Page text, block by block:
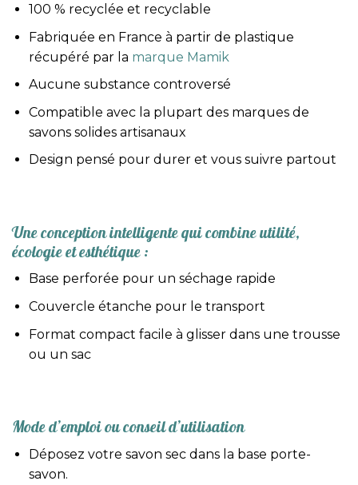
100 % recyclée et recyclable
Fabriquée en France à partir de plastique
récupéré par la marque Mamik
Aucune substance controversé
Compatible avec la plupart des marques de
savons solides artisanaux
Design pensé pour durer et vous suivre partout
Une conception intelligente qui combine utilité,
écologie et esthétique :
Base perforée pour un séchage rapide
Couvercle étanche pour le transport
Format compact facile à glisser dans une trousse
ou un sac
Mode d’emploi ou conseil d’utilisation
Déposez votre savon sec dans la base porte-
savon.